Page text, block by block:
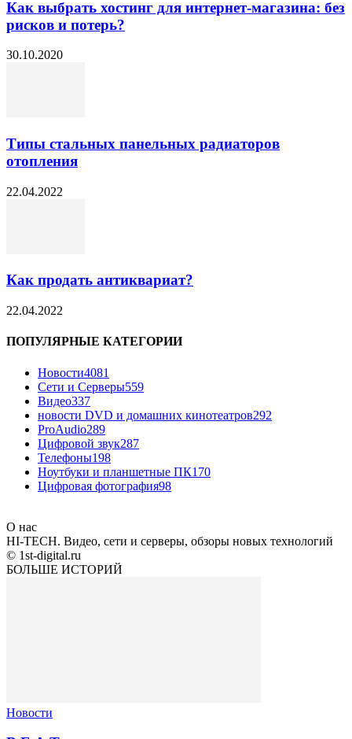
Как выбрать хостинг для интернет-магазина: без
рисков и потерь?
30.10.2020
Типы стальных панельных радиаторов
отопления
22.04.2022
Как продать антиквариат?
22.04.2022
ПОПУЛЯРНЫЕ КАТЕГОРИИ
Новости4081
Сети и Серверы559
Видео337
новости DVD и домашних кинотеатров292
ProAudio289
Цифровой звук287
Телефоны198
Ноутбуки и планшетные ПК170
Цифровая фотография98
О нас
HI-TECH. Видео, сети и серверы, обзоры новых технологий
© 1st-digital.ru
БОЛЬШЕ ИСТОРИЙ
Новости